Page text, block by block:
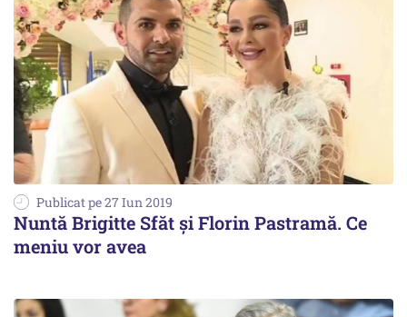
Publicat pe 27 Iun 2019
Nuntă Brigitte Sfăt şi Florin Pastramă. Ce
meniu vor avea